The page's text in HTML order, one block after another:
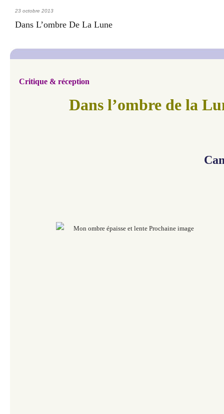
23 octobre 2013
Dans L’ombre De La Lune
Critique & réception
Dans l’ombre de la